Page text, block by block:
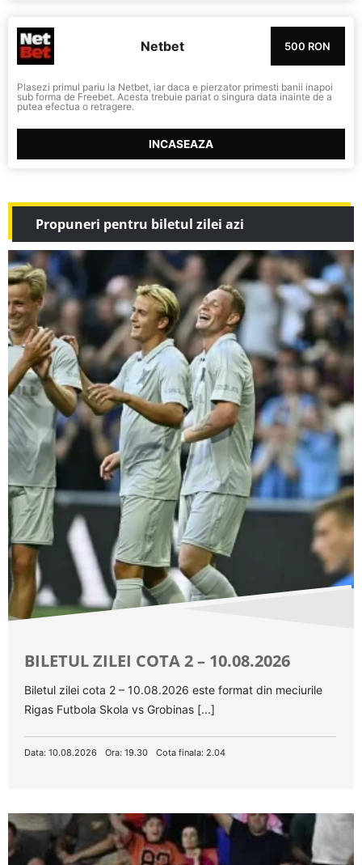
Netbet 500 RON
Plasezi primul pariu la Netbet, iar daca e pierzator primesti banii inapoi
sub forma de Freebet. Acesta trebuie pariat o singura data inainte de a
putea efectua o retragere.
INCASEAZA
Propuneri pentru biletul zilei azi
BILETUL ZILEI COTA 2 – 10.08.2026
Biletul zilei cota 2 – 10.08.2026 este format din meciurile
Rigas Futbola Skola vs Grobinas [...]
Data: 10.08.2026 Ora: 19.30 Cota finala: 2.04